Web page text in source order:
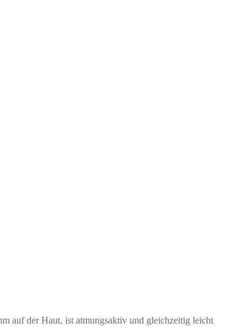
auf der Haut, ist atmungsaktiv und gleichzeitig leicht